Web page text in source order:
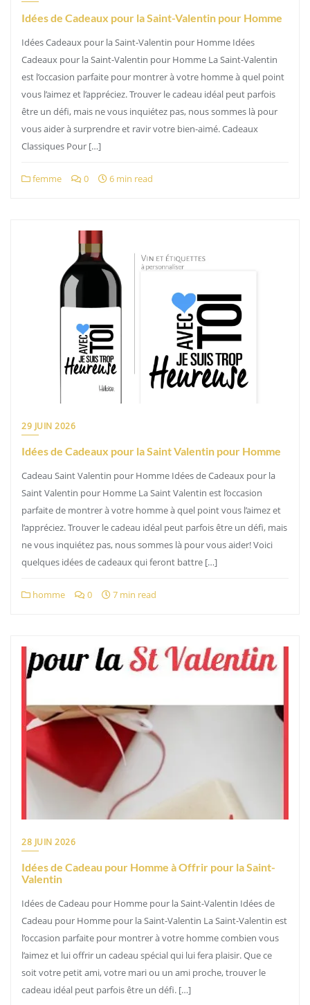
Idées de Cadeaux pour la Saint-Valentin pour Homme
Idées Cadeaux pour la Saint-Valentin pour Homme Idées
Cadeaux pour la Saint-Valentin pour Homme La Saint-Valentin
est l’occasion parfaite pour montrer à votre homme à quel point
vous l’aimez et l’appréciez. Trouver le cadeau idéal peut parfois
être un défi, mais ne vous inquiétez pas, nous sommes là pour
vous aider à surprendre et ravir votre bien-aimé. Cadeaux
Classiques Pour […]
femme 0 6 min read
29 JUIN 2026
Idées de Cadeaux pour la Saint Valentin pour Homme
Cadeau Saint Valentin pour Homme Idées de Cadeaux pour la
Saint Valentin pour Homme La Saint Valentin est l’occasion
parfaite de montrer à votre homme à quel point vous l’aimez et
l’appréciez. Trouver le cadeau idéal peut parfois être un défi, mais
ne vous inquiétez pas, nous sommes là pour vous aider! Voici
quelques idées de cadeaux qui feront battre […]
homme 0 7 min read
28 JUIN 2026
Idées de Cadeau pour Homme à Offrir pour la Saint-
Valentin
Idées de Cadeau pour Homme pour la Saint-Valentin Idées de
Cadeau pour Homme pour la Saint-Valentin La Saint-Valentin est
l’occasion parfaite pour montrer à votre homme combien vous
l’aimez et lui offrir un cadeau spécial qui lui fera plaisir. Que ce
soit votre petit ami, votre mari ou un ami proche, trouver le
cadeau idéal peut parfois être un défi. […]